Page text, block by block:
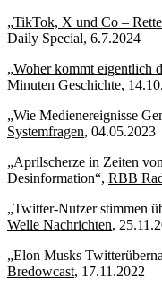
„TikTok, X und Co –
Daily Special, 6.7.2024
„Woher kommt eigentlich
Minuten Geschichte,
„Wie Medienereignisse
Systemfragen, 04.05.2023
„Aprilscherze in Zeiten
Desinformation“, RBB
„Twitter-Nutzer stimmen
Welle Nachrichten,
„Elon Musks
Bredowcast, 17.11.2022